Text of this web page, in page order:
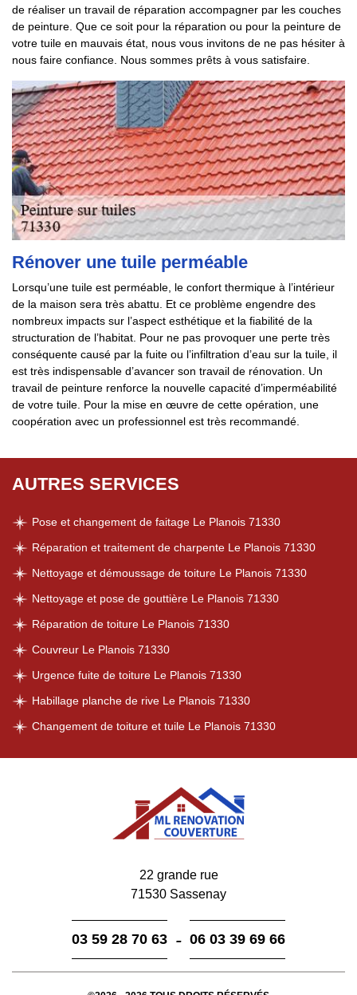
de réaliser un travail de réparation accompagner par les couches
de peinture. Que ce soit pour la réparation ou pour la peinture de
votre tuile en mauvais état, nous vous invitons de ne pas hésiter à
nous faire confiance. Nous sommes prêts à vous satisfaire.
Rénover une tuile perméable
Lorsqu’une tuile est perméable, le confort thermique à l’intérieur
de la maison sera très abattu. Et ce problème engendre des
nombreux impacts sur l’aspect esthétique et la fiabilité de la
structuration de l’habitat. Pour ne pas provoquer une perte très
conséquente causé par la fuite ou l’infiltration d’eau sur la tuile, il
est très indispensable d’avancer son travail de rénovation. Un
travail de peinture renforce la nouvelle capacité d’imperméabilité
de votre tuile. Pour la mise en œuvre de cette opération, une
coopération avec un professionnel est très recommandé.
AUTRES SERVICES
Pose et changement de faitage Le Planois 71330
Réparation et traitement de charpente Le Planois 71330
Nettoyage et démoussage de toiture Le Planois 71330
Nettoyage et pose de gouttière Le Planois 71330
Réparation de toiture Le Planois 71330
Couvreur Le Planois 71330
Urgence fuite de toiture Le Planois 71330
Habillage planche de rive Le Planois 71330
Changement de toiture et tuile Le Planois 71330
22 grande rue
71530 Sassenay
03 59 28 70 63 - 06 03 39 69 66